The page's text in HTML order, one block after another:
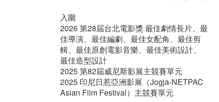
入圍
2026 第28屆台北電影獎 最佳劇情長片、最
佳導演、最佳編劇、最佳女配角、最佳剪
輯、最佳原創電影音樂、最佳美術設計、
最佳造型設計
2025 第82屆威尼斯影展主競賽單元
2025 印尼日惹亞洲影展（Jogja-NETPAC
Asian Film Festival）主競賽單元